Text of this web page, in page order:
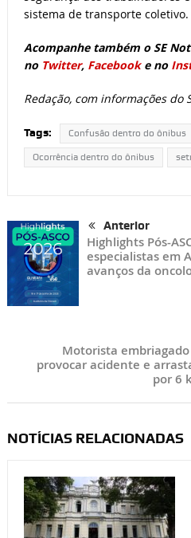
sistema de transporte coletivo.
Acompanhe também o SE
no Twitter, Facebooke no
Redação, com informações do
Tags: Confusão dentro do ônibus
Ocorrência dentro do ônibus
Anterior
Highlights Pós-
especialistas em
avanços da
Motorista
provocar acidente e
por 6
NOTÍCIAS RELACIONADAS